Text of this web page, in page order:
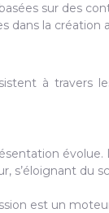
sur des
dans la création
à travers
évolue.
s’éloignant du
est un